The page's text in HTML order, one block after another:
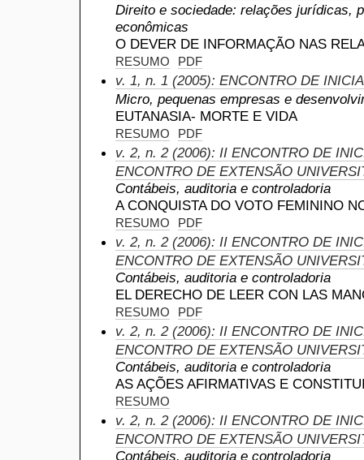
Direito e sociedade: relações jurídicas,
econômicas
O DEVER DE INFORMAÇÃO NAS
RESUMO PDF
v. 1, n. 1 (2005): ENCONTRO DE
Micro, pequenas empresas e
EUTANASIA- MORTE E VIDA
RESUMO PDF
v. 2, n. 2 (2006): II ENCONTRO DE
ENCONTRO DE EXTENSÃO
Contábeis, auditoria e controladoria
A CONQUISTA DO VOTO FEMININO
RESUMO PDF
v. 2, n. 2 (2006): II ENCONTRO DE
ENCONTRO DE EXTENSÃO
Contábeis, auditoria e controladoria
EL DERECHO DE LEER CON LAS
RESUMO PDF
v. 2, n. 2 (2006): II ENCONTRO DE
ENCONTRO DE EXTENSÃO
Contábeis, auditoria e controladoria
AS AÇÕES AFIRMATIVAS E
RESUMO
v. 2, n. 2 (2006): II ENCONTRO DE
ENCONTRO DE EXTENSÃO
Contábeis, auditoria e controladoria